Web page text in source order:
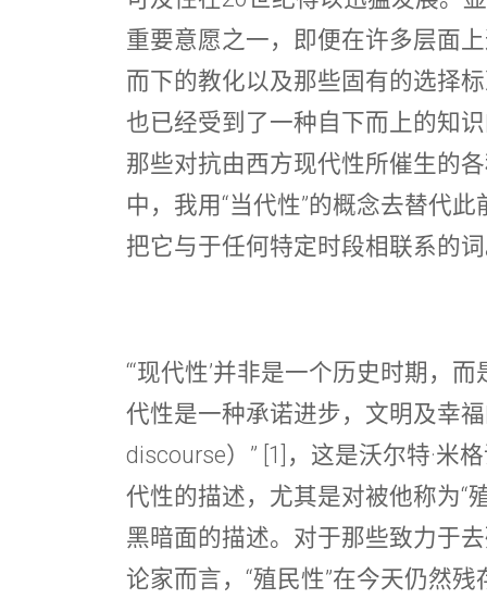
重要意愿之一，即便在许多层面
而下的教化以及那些固有的选择
也已经受到了一种自下而上的知
那些对抗由西方现代性所催生的
中，我用“当代性”的概念去替代
把它与于任何特定时段相联系的
“‘现代性’并非是一个历史时期，
代性是一种承诺进步，文明及幸
discourse）” [1]，这是沃尔特·米
代性的描述，尤其是对被他称为“
黑暗面的描述。对于那些致力于
论家而言，“殖民性”在今天仍然